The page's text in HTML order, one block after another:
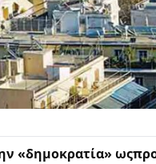
«δημοκρατία» ως